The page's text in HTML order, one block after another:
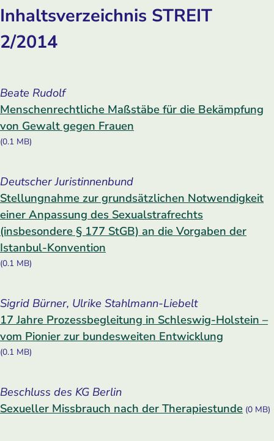
Inhaltsverzeichnis STREIT
2/2014
Beate Rudolf
Menschenrechtliche Maßstäbe für die Bekämpfung
von Gewalt gegen Frauen
(0.1 MB)
Deutscher Juristinnenbund
Stellungnahme zur grundsätzlichen Notwendigkeit
einer Anpassung des Sexualstrafrechts
(insbesondere § 177 StGB) an die Vorgaben der
Istanbul-Konvention
(0.1 MB)
Sigrid Bürner, Ulrike Stahlmann-Liebelt
17 Jahre Prozessbegleitung in Schleswig-Holstein –
vom Pionier zur bundesweiten Entwicklung
(0.1 MB)
Beschluss des KG Berlin
Sexueller Missbrauch nach der Therapiestunde (0 MB)